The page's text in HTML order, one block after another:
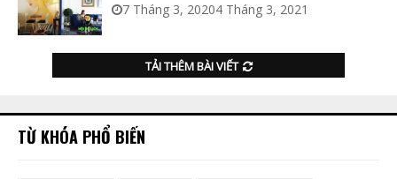
7 Tháng 3, 20204 Tháng 3, 2021
TẢI THÊM BÀI VIẾT
TỪ KHÓA PHỔ BIẾN